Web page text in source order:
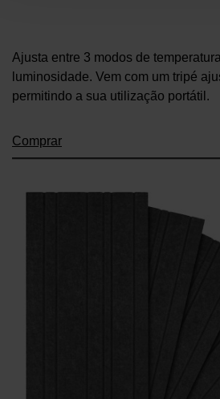
Ajusta entre 3 modos de
luminosidade. Vem com um tripé
permitindo a sua utilização portátil.
Comprar